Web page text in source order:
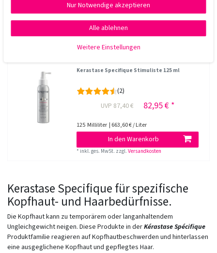
Milliliter| 123,90 € / Liter
In den Warenkorb
*inkl. ges. MwSt.zzgl.Versandkosten
Kerastase Specifique Stimuliste 125 ml
(2)
UVP 87,40 €
82,95 € *
125 Milliliter | 663,60 € / Liter
In den Warenkorb
* inkl. ges. MwSt. zzgl.Versandkosten
Kerastase Specifique für spezifische
Kopfhaut- und Haarbedürfnisse.
Die Kopfhaut kann zu temporärem oder langanhaltendem
Ungleichgewicht neigen. Diese Produkte in derKérastase Spécifique
Produktfamilie reagieren auf Kopfhautbeschwerden und hinterlassen
eine ausgeglichene Kopfhaut und gepflegtes Haar.
Nur Notwendige akzeptieren
Alle ablehnen
Weitere Einstellungen